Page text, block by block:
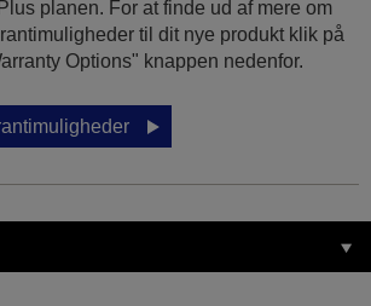
planen. For at finde ud af mere om
til dit nye produkt klik på
Options" knappen nedenfor.